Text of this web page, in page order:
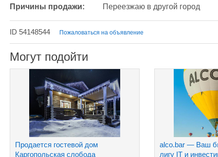
Причины продажи: Переезжаю в другой город
ID 54148544 Пожаловаться на объявление
Могут подойти
Продается гостевой дом
Каргопольская слобода
alco.bar — Ваш
лигу IT и